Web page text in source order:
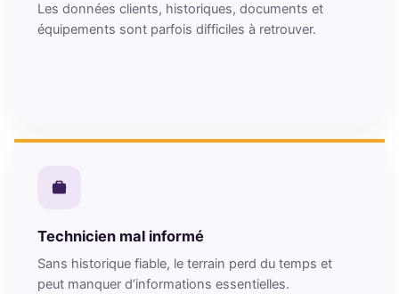
Les données clients, historiques, documents et
équipements sont parfois difficiles à retrouver.
Technicien mal informé
Sans historique fiable, le terrain perd du temps et
peut manquer d’informations essentielles.